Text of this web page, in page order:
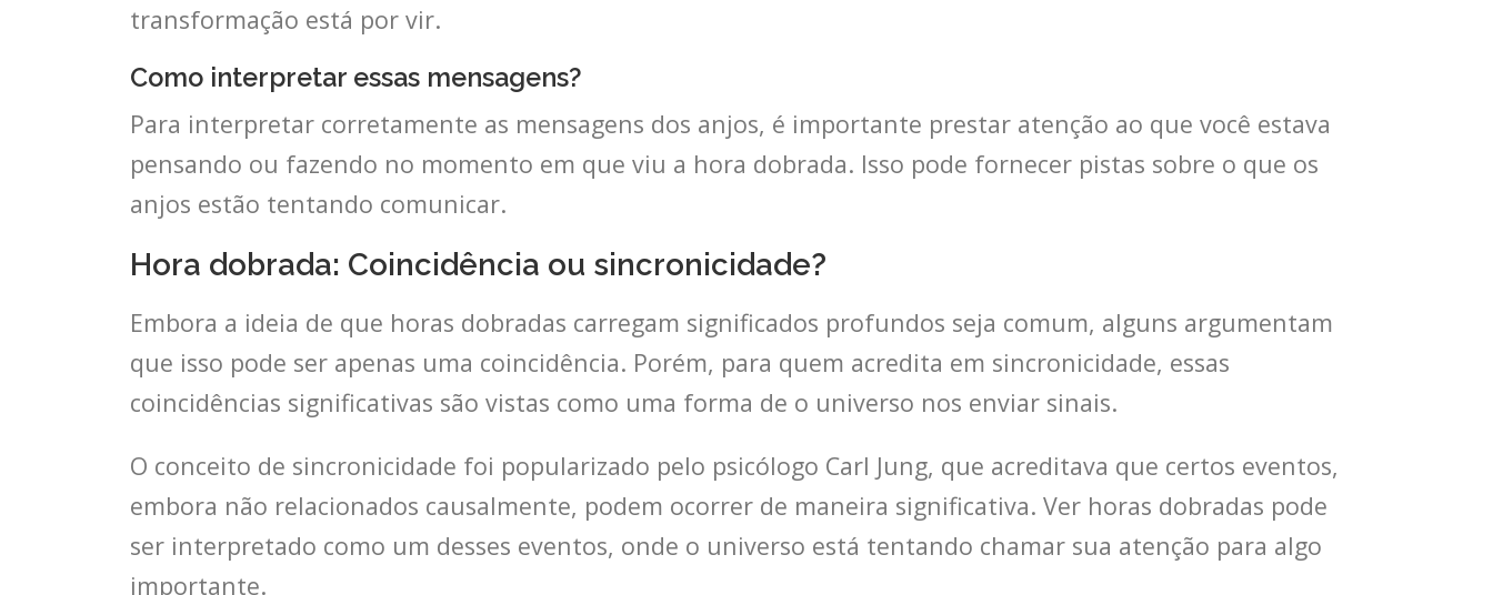
transformação está por vir.
Como interpretar essas mensagens?
Para interpretar corretamente as mensagens dos anjos, é importante prestar atenção ao que você estava
pensando ou fazendo no momento em que viu a hora dobrada. Isso pode fornecer pistas sobre o que os
anjos estão tentando comunicar.
Hora dobrada: Coincidência ou sincronicidade?
Embora a ideia de que horas dobradas carregam significados profundos seja comum, alguns argumentam
que isso pode ser apenas uma coincidência. Porém, para quem acredita em sincronicidade, essas
coincidências significativas são vistas como uma forma de o universo nos enviar sinais.
O conceito de sincronicidade foi popularizado pelo psicólogo Carl Jung, que acreditava que certos eventos,
embora não relacionados causalmente, podem ocorrer de maneira significativa. Ver horas dobradas pode
ser interpretado como um desses eventos, onde o universo está tentando chamar sua atenção para algo
importante.